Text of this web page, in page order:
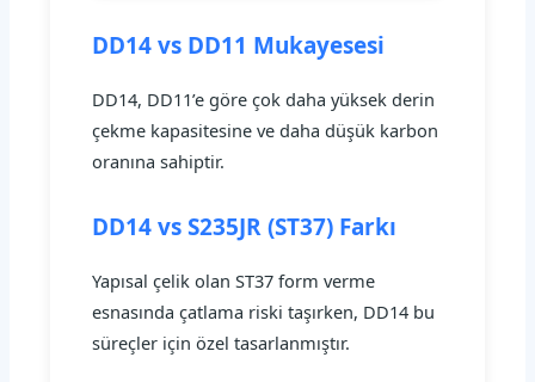
DD14 vs DD11 Mukayesesi
DD14, DD11’e göre çok daha yüksek derin
çekme kapasitesine ve daha düşük karbon
oranına sahiptir.
DD14 vs S235JR (ST37) Farkı
Yapısal çelik olan ST37 form verme
esnasında çatlama riski taşırken, DD14 bu
süreçler için özel tasarlanmıştır.